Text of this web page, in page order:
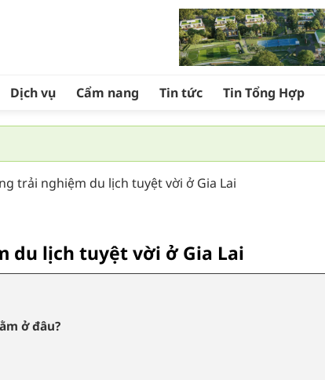
Dịch vụ Cẩm nang Tin tức Tin Tổng Hợp
trải nghiệm du lịch tuyệt vời ở Gia Lai
du lịch tuyệt vời ở Gia Lai
ở đâu?